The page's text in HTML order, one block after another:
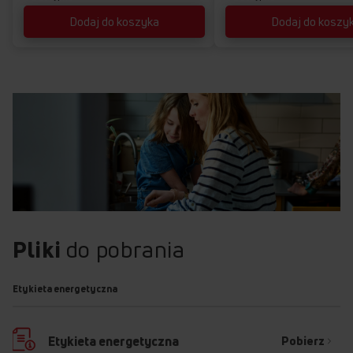
również na brzegach!
Dodaj do koszyka Dodaj do
Pliki do pobrania
Etykieta energetyczna
Etykieta energetyczna Pobierz